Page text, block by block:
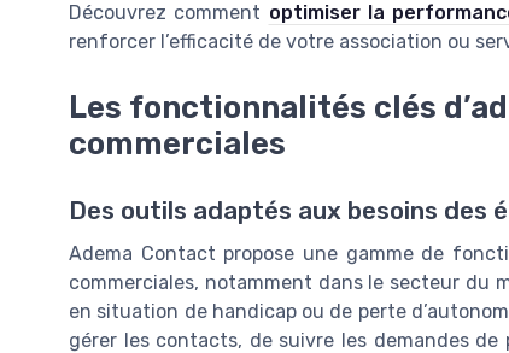
Découvrez comment optimiser la
renforcer l’efficacité de votre association ou
Les fonctionnalités clés
commerciales
Des outils adaptés aux besoins des
Adema Contact propose une gamme de
commerciales, notamment dans le secteur du
en situation de handicap ou de perte
gérer les contacts, de suivre les demandes